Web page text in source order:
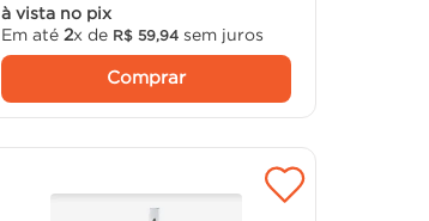
à vista no pix
Em até 2x de R$ 59, 94sem juros
Comprar